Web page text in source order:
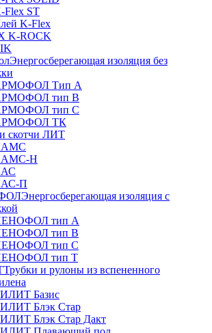
Flex ST
K-Flex
K-ROCK
Энергосберегающая изоляция без
Тип А
тип В
тип C
ТК
скотчи ЛИТ
Н
П
Энергосберегающая изоляция с
тип А
тип B
тип C
тип T
Трубки и рулоны из вспененного
Базис
Блэк Стар
Блэк Стар Дакт